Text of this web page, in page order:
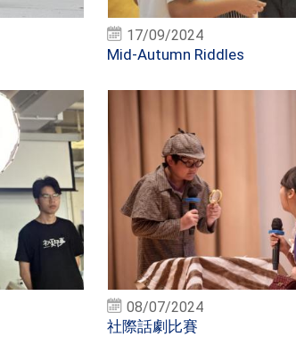
17/09/2024
Mid-Autumn Riddles
08/07/2024
社際話劇比賽